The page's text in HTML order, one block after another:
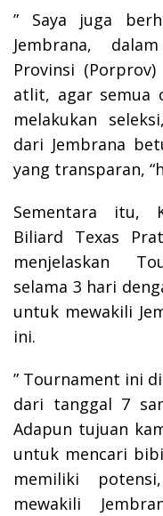
” Saya juga
Jembrana,
Provinsi
atlit, agar semua
melakukan
dari Jembrana
yang transparan,
Sementara itu,
Biliard Texas
menjelaskan
selama 3 hari
untuk mewakili
ini.
” Tournament ini
dari tanggal 7
Adapun tujuan
untuk mencari
memiliki
mewakili